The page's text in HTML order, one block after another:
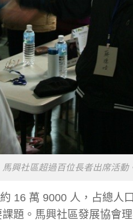
馬興社區超過百位長者出席活動
16 萬 9000 人，占總人
題。馬興社區發展協會